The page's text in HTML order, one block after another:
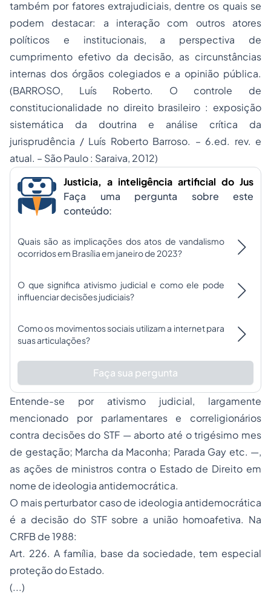
também por fatores extrajudiciais, dentre os quais se
podem destacar: a interação com outros atores
políticos e institucionais, a perspectiva de
cumprimento efetivo da decisão, as circunstâncias
internas dos órgãos colegiados e a opinião pública.
(BARROSO, Luís Roberto. O controle de
constitucionalidade no direito brasileiro : exposição
sistemática da doutrina e análise crítica da
jurisprudência / Luís Roberto Barroso. – 6.ed. rev. e
atual. – São Paulo : Saraiva, 2012)
Justicia, a inteligência artificial do Jus
Faça uma pergunta sobre este
conteúdo:
Quais são as implicações dos atos de vandalismo
ocorridos em Brasília em janeiro de 2023?
O que significa ativismo judicial e como ele pode
influenciar decisões judiciais?
Como os movimentos sociais utilizam a internet para
suas articulações?
Faça sua pergunta
Entende-se por ativismo judicial, largamente
mencionado por parlamentares e correligionários
contra decisões do STF — aborto até o trigésimo mes
de gestação; Marcha da Maconha; Parada Gay etc. —,
as ações de ministros contra o Estado de Direito em
nome de ideologia antidemocrática.
O mais perturbator caso de ideologia antidemocrática
é a decisão do STF sobre a união homoafetiva. Na
CRFB de 1988:
Art. 226. A família, base da sociedade, tem especial
proteção do Estado.
(...)